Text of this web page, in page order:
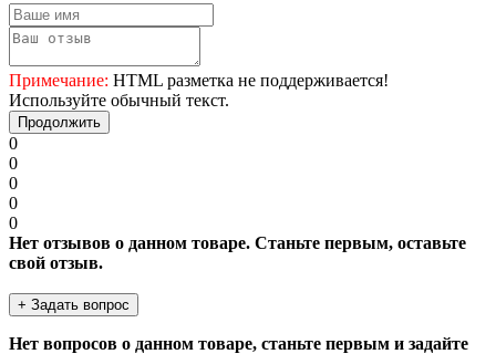
Примечание: HTML разметка не поддерживается!
Используйте обычный текст.
Продолжить
0
0
0
0
0
Нет отзывов о данном товаре. Станьте первым, оставьте
свой отзыв.
+ Задать вопрос
Нет вопросов о данном товаре, станьте первым и задайте